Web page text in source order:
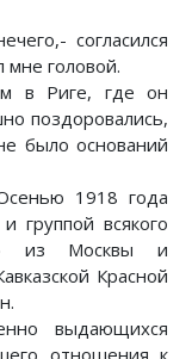
согласился
мне головой.
в Риге, где он
поздоровались,
было оснований
1918 года
группой всякого
из Москвы и
Красной
выдающихся